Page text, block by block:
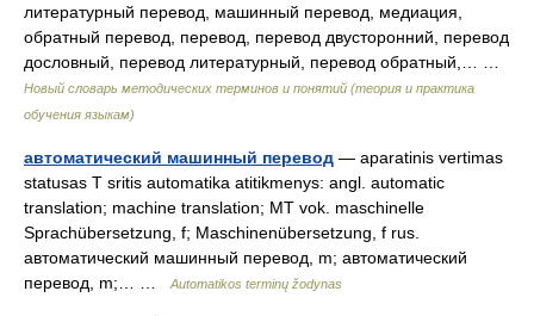
литературный перевод, машинный перевод, медиация,
обратный перевод, перевод, перевод двусторонний, перевод
дословный, перевод литературный, перевод обратный,… …
Новый словарь методических терминов и понятий (теория и практика
обучения языкам)
автоматический машинный перевод — aparatinis vertimas
statusas T sritis automatika atitikmenys: angl. automatic
translation; machine translation; MT vok. maschinelle
Sprachübersetzung, f; Maschinenübersetzung, f rus.
автоматический машинный перевод, m; автоматический
перевод, m;… …
Automatikos terminų žodynas